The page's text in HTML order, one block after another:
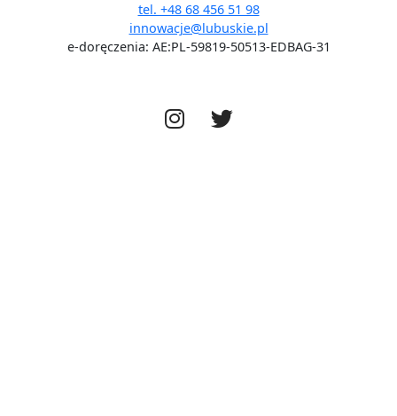
tel. +48 68 456 51 98
innowacje@lubuskie.pl
e-doręczenia: AE:PL-59819-50513-EDBAG-31